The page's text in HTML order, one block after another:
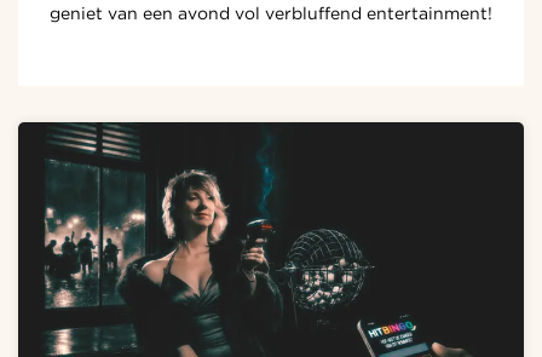
geniet van een avond vol verbluffend entertainment!